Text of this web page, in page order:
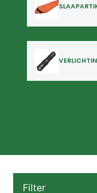
Filter